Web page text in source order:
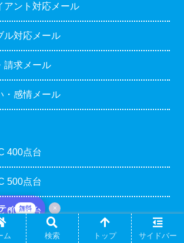
ィ 無料 ×
アント対応メール
ル対応メール
請求メール
・感情メール
400点台
500点台
600点台
700点台
ム 検索 トップ サイドバー